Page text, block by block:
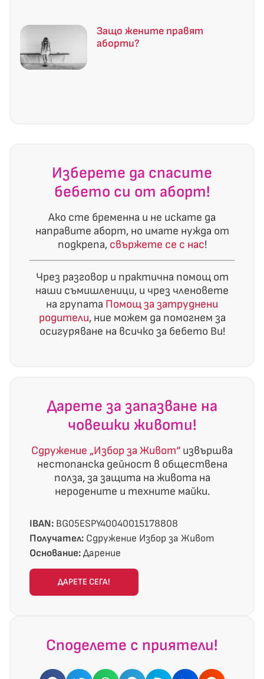
Защо жените правят
аборти?
Изберете да спасите
бебето си от аборт!
Ако сте бременна и не искате да
направите аборт, но имате нужда от
подкрепа, свържете се с нас!
Чрез разговор и практична помощ от
наши съмишленици, и чрез членовете
на групата Помощ за затруднени
родители, ние можем да помогнем за
осигуряване на всичко за бебето Ви!
Дарете за запазване на
човешки животи!
Сдружение „Избор за Живот“ извършва
нестопанска дейност в обществена
полза, за защита на живота на
неродените и техните майки.
IBAN: BG05ESPY40040015178808
Получател: Сдружение Избор за Живот
Основание:Дарение
ДАРЕТЕ СЕГА!
Споделете с приятели!